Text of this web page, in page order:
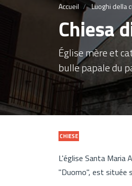
Accueil Luoghi della
Chiesa
Église mère et
bulle papale du
CHIESE
L'église Santa Maria
"Duomo", est située